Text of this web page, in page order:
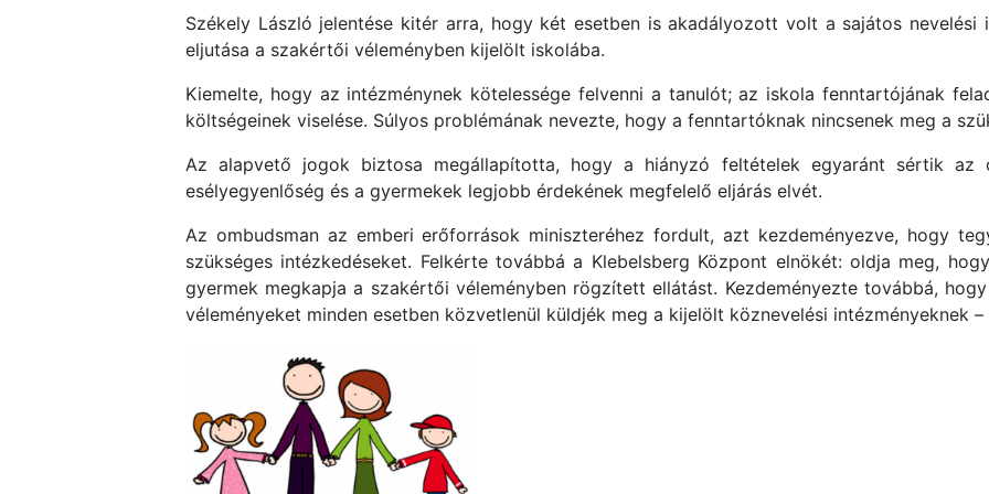
Székely László jelentése kitér arra, hogy két esetben is akadályozott volt a sajátos nevelési
eljutása a szakértői véleményben kijelölt iskolába.
Kiemelte, hogy az intézménynek kötelessége felvenni a tanulót; az iskola fenntartójának
költségeinek viselése. Súlyos problémának nevezte, hogy a fenntartóknak nincsenek meg a
Az alapvető jogok biztosa megállapította, hogy a hiányzó feltételek egyaránt sértik az
esélyegyenlőség és a gyermekek legjobb érdekének megfelelő eljárás elvét.
Az ombudsman az emberi erőforrások miniszteréhez fordult, azt kezdeményezve, hogy
szükséges intézkedéseket. Felkérte továbbá a Klebelsberg Központ elnökét: oldja meg,
gyermek megkapja a szakértői véleményben rögzített ellátást. Kezdeményezte továbbá,
véleményeket minden esetben közvetlenül küldjék meg a kijelölt köznevelési intézményeknek